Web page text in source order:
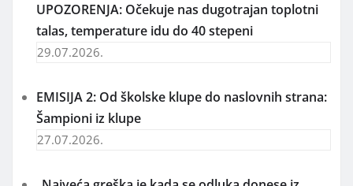
UPOZORENJA: Očekuje nas dugotrajan toplotni
talas, temperature idu do 40 stepeni
29.07.2026.
EMISIJA 2: Od školske klupe do naslovnih strana:
Šampioni iz klupe
27.07.2026.